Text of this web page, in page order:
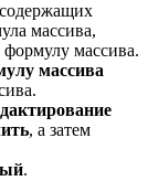
массива,
массива.
массива
, а затем
.